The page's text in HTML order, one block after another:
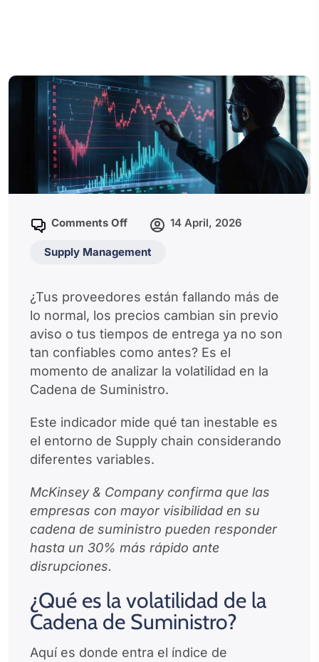
Comments Off 14 April, 2026
Supply Management
¿Tus proveedores están fallando más de
lo normal, los precios cambian sin previo
aviso o tus tiempos de entrega ya no son
tan confiables como antes? Es el
momento de analizar la volatilidad en la
Cadena de Suministro.
Este indicador mide qué tan inestable es
el entorno de Supply chain considerando
diferentes variables.
McKinsey & Company confirma que las
empresas con mayor visibilidad en su
cadena de suministro pueden responder
hasta un 30% más rápido ante
disrupciones.
¿Qué es la volatilidad de la
Cadena de Suministro?
Aquí es donde entra el índice de